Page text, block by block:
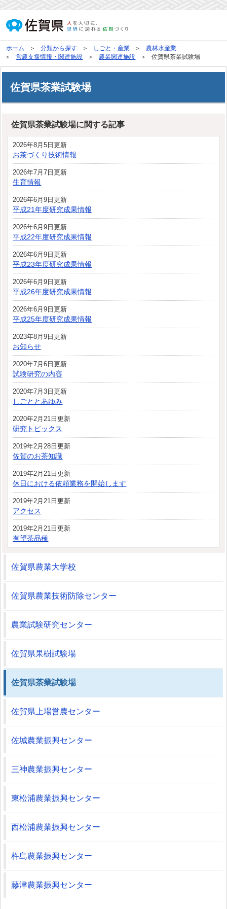
ホーム 分類から探す しごと・産業
農林水産業
営農支援情報・関連施設
農業関連施設 佐賀県茶業試験場
佐賀県茶業試験場
佐賀県茶業試験場に関する記事
2026年8月5日更新
お茶づくり技術情報
2026年7月7日更新
生育情報
2026年6月9日更新
平成21年度研究成果情報
2026年6月9日更新
平成22年度研究成果情報
2026年6月9日更新
平成23年度研究成果情報
2026年6月9日更新
平成26年度研究成果情報
2026年6月9日更新
平成25年度研究成果情報
2023年8月9日更新
お知らせ
2020年7月6日更新
試験研究の内容
2020年7月3日更新
しごととあゆみ
2020年2月21日更新
研究トピックス
2019年2月28日更新
佐賀のお茶知識
2019年2月21日更新
休日における依頼業務を開始します
2019年2月21日更新
アクセス
2019年2月21日更新
有望茶品種
佐賀県農業大学校
佐賀県農業技術防除センター
農業試験研究センター
佐賀県果樹試験場
佐賀県茶業試験場
佐賀県上場営農センター
佐城農業振興センター
三神農業振興センター
東松浦農業振興センター
西松浦農業振興センター
杵島農業振興センター
藤津農業振興センター